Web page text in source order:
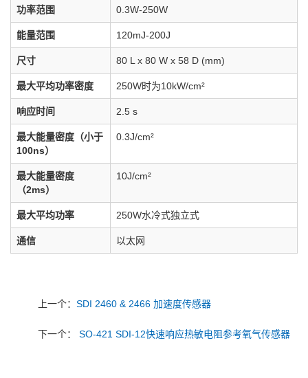
功率范围 0.3W-250W
能量范围 120mJ-200J
尺寸 80 L x 80 W x 58 D (mm)
最大平均功率密度 250W时为10kW/cm²
响应时间 2.5 s
最大能量密度（小于
100ns）
0.3J/cm²
最大能量密度
（2ms）
10J/cm²
最大平均功率 250W水冷式独立式
通信 以太网
上一个： SDI 2460 & 2466 加速度传感器
下一个： SO-421 SDI-12快速响应热敏电阻参考氧气传感器